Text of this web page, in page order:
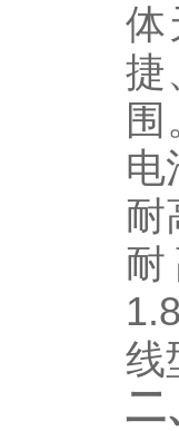
体
捷
围
电
耐
线